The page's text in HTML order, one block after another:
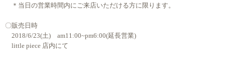
＊当日の営業時間内にご来店いただける方に限ります。
〇販売日時
2018/6/23(土) am11:00~pm6:00(延長営業)
little piece 店内にて